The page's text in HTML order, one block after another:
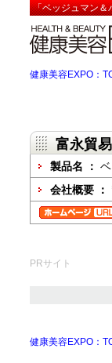
「ベッジュマン＆
健康美容EXPO：
富永貿
製品名 ：
会社概要 ：
PRサイト
健康美容EXPO：